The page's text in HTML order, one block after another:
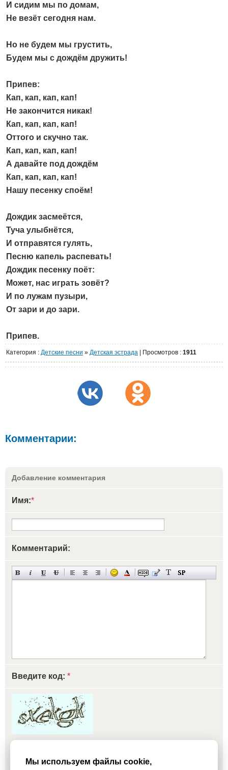
И сидим мы по домам,
Не везёт сегодня нам.
Но не будем мы грустить,
Будем мы с дождём дружить!
Припев:
Кап, кап, кап, кап!
Не закончится никак!
Кап, кап, кап, кап!
Оттого и скучно так.
Кап, кап, кап, кап!
А давайте под дождём
Кап, кап, кап, кап!
Нашу песенку споём!
Дождик засмеётся,
Туча улыбнётся,
И отправятся гулять,
Песню капель распевать!
Дождик песенку поёт:
Может, нас играть зовёт?
И по лужам пузыри,
От зари и до зари.
Припев.
Категория : Детские песни » Детская эстрада Просмотров : 1911
Комментарии:
Добавление комментария
Имя:*
Комментарий:
Введите код: *
Мы используем файлы cookie,